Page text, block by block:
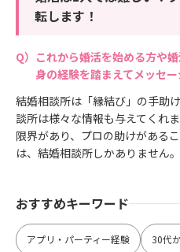
転します！
これから婚活を始める方や
身の経験を踏まえてメッセー
結婚相談所は「縁結び」の手助
談所は様々な情報も与えてくれ
限界があり、プロの助けがある
は、結婚相談所しかありません。
おすすめキーワード
アプリ・パーティー経験 30代